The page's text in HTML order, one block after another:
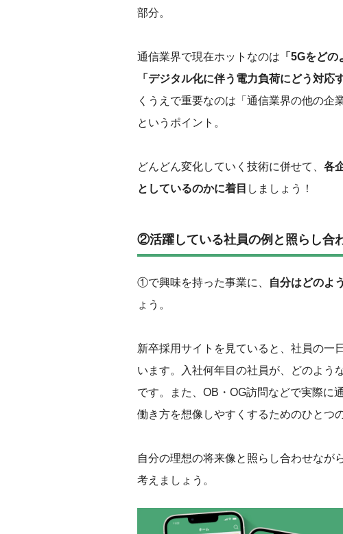
部分。
通信業界で現在ホットなのは 「5Gをど
「デジタル化に伴う電力負荷にどう対応
くうえで重要なのは「通信業界の他の企
というポイント。
どんどん変化していく技術に併せて、 各
としているのかに着目 しましょう！
②活躍している社員の例と照らし合
①で興味を持った事業に、 自分はどのよ
ょう。
新卒採用サイトを見ていると、社員の一
います。入社何年目の社員が、どのよう
です。また、OB・OG訪問などで実際に
働き方を想像しやすくするためのひとつ
自分の理想の将来像と照らし合わせなが
考えましょう。